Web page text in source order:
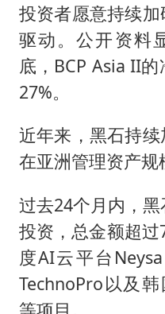
投资者愿意持续
驱动。公开资料
底，BCP Asia II
27%。
近年来，黑石持
在亚洲管理资产规
过去24个月内，
投资，总金额超
度AI云平台
TechnoPro以及